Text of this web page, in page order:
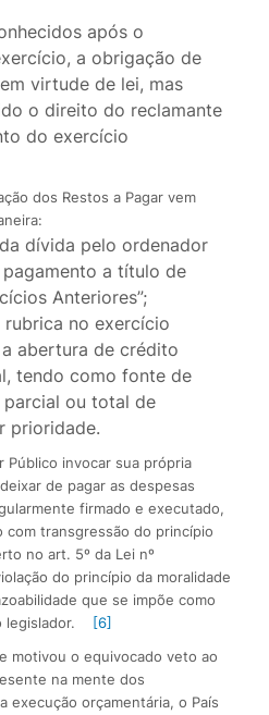
após o
a obrigação de
virtude de lei, mas
o direito do reclamante
do exercício
dos Restos a Pagar vem
dívida pelo ordenador
a título de
Anteriores”;
rubrica no exercício
abertura de crédito
tendo como fonte de
ou total de
prioridade.
Público invocar sua própria
de pagar as despesas
firmado e executado,
transgressão do princípio
no art. 5º da Lei nº
do princípio da moralidade
que se impõe como
legislador.
[6]
motivou o equivocado veto ao
na mente dos
execução orçamentária, o País